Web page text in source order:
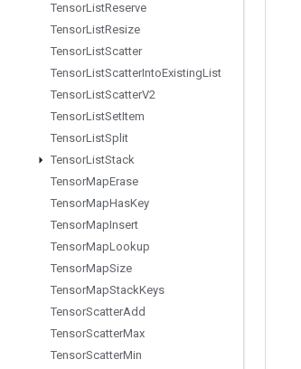
TensorListReserve
TensorListResize
TensorListScatter
TensorListScatterIntoExistingList
TensorListScatterV2
TensorListSetItem
TensorListSplit
TensorListStack
TensorMapErase
TensorMapHasKey
TensorMapInsert
TensorMapLookup
TensorMapSize
TensorMapStackKeys
TensorScatterAdd
TensorScatterMax
TensorScatterMin